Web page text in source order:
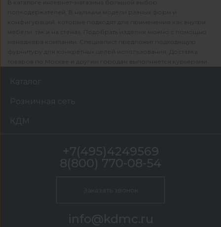
В каталоге интернет-магазина большой выбор
полкодержателей. В наличии модели разных форм и
конфигураций, которые подходят для применения как внутри
мебели, так и на стенах. Подобрать изделия можно с помощью
менеджера компании. Специалист предложит подходящую
фурнитуру для конкретных целей использования. Доставка
товаров по Москве и другим городам выполняется курьерами.
Каталог
Розничная сеть
КДМ
+7(495)4249569
8(800) 770-08-54
Заказать звонок
info@kdmc.ru